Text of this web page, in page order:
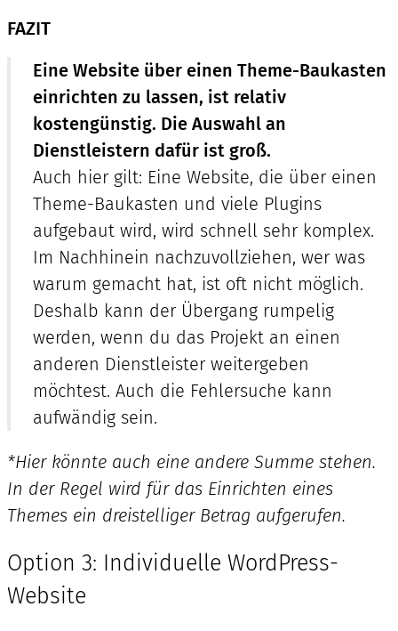
FAZIT
Eine Website über einen Theme-Baukasten
einrichten zu lassen, ist relativ
kostengünstig. Die Auswahl an
Dienstleistern dafür ist groß.
Auch hier gilt: Eine Website, die über einen
Theme-Baukasten und viele Plugins
aufgebaut wird, wird schnell sehr komplex.
Im Nachhinein nachzuvollziehen, wer was
warum gemacht hat, ist oft nicht möglich.
Deshalb kann der Übergang rumpelig
werden, wenn du das Projekt an einen
anderen Dienstleister weitergeben
möchtest. Auch die Fehlersuche kann
aufwändig sein.
*Hier könnte auch eine andere Summe stehen.
In der Regel wird für das Einrichten eines
Themes ein dreistelliger Betrag aufgerufen.
Option 3: Individuelle WordPress-
Website